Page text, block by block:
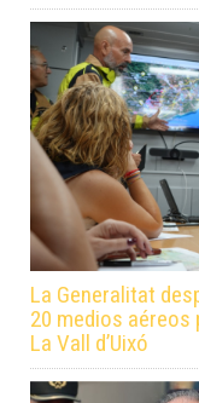
La Generalitat
20 medios aéreos
La Vall d’Uixó